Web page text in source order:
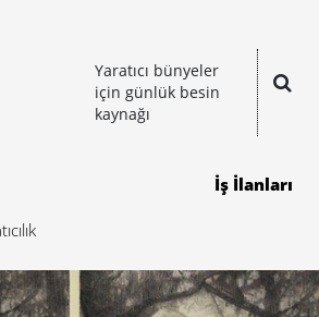
Yaratıcı bünyeler
için günlük besin
kaynağı
İş İlanları